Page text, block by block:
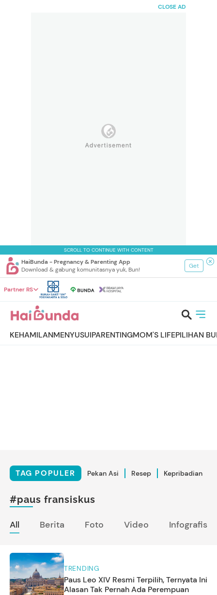
CLOSE AD
SCROLL TO CONTINUE WITH CONTENT
HaiBunda - Pregnancy & Parenting App
Download & gabung komunitasnya yuk, Bun!
Get
Partner RS
KEHAMILANMENYUSUIPARENTINGMOM'S LIFEPILIHAN
TAG POPULER Pekan Asi Resep Kepribadian
#paus fransiskus
All Berita Foto Video Infografis
TRENDING
Paus Leo XIV Resmi Terpilih, Ternyata Ini
Alasan Tak Pernah Ada Perempuan